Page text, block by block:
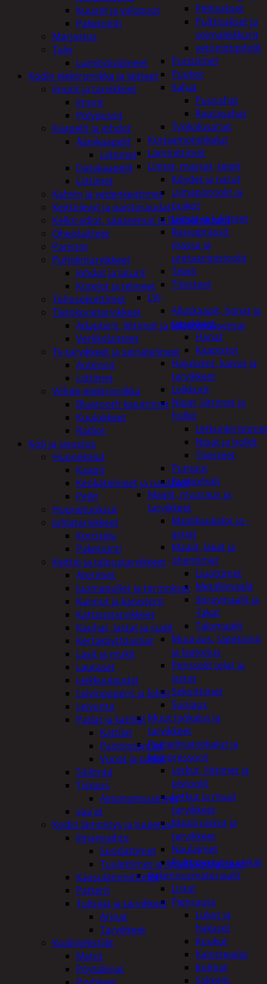
Peltisakset
Pulttisakset ja
voimaleikkurit
vetoniittipihdit
Puristimet
Puukot
Sahat
Puusahat
Rautasahat
Työkalusarjat
Korjaamotyökalut
Lämmittimet
Liimat, massat, teipit
Köydet ja narut
Liimapistoolit ja
puikot
Liimat ja lukitteet
Rasvaprässit,
massa ja
uretaanipistoolit
Teipit
Tiivisteet
LVI
Allaskaapit, hanat ja
tarvikkeet
Hanat
Kaapistot
Hajulukot, kaivot ja
tarvikkeet
Leikkurit
Nipat, liittimet ja
holkit
Nipat ja holkit
Tiivisteet
Pumput
Putkipihdit
Maalit, muuraus ja
tarvikkeet
Maalikaukalot ja -
astiat
Maalit, lakat ja
ohentimet
Liuottimet
Metallimaalit
Spraymaalit ja
-lakat
Talomaalit
Muuraus, tapetointi
ja laatoitus
Pensselit telat ja
lastat
Sekoittimet
Suojaus
Muut työkalut ja
tarvikkeet
Paineilmatyökalut ja
kompressorit
Letkut, liittimet ja
pistoolit
Letkut ja muut
tarvikkeet
Maaliruiskut ja
tarvikkeet
Naulaimet
Pulttipyssyt ja räikät
Rakennusmateriaalit
Listat
Pienrauta
Lukot ja
hakaset
Koukut
Kalustejalat
Kulmat
Sakkelit,
Kuuset ja valopuut
Paketointi
Marjastus
Talvi
Lumityövälineet
Kodin elektroniikka ja laitteet
Imurit ja tarvikkeet
Imurit
Pölypussit
Kaapelit ja johdot
Äänikaapelit
Liittimet
Datakaapelit
Liittimet
Kahvin ja vedenkeittimet
Keittolevyt ja paistoraudat
Kelloradiot, sääasemat ja lämpömittarit
Oheislaitteet
Paristot
Puhelintarvikkeet
Johdot ja laturit
Kotelot ja telineet
Tehosekoittimet
Tietokonetarvikkeet
Adapterit, liittimet ja telakointiasemat
Verkkolaitteet
Tv-tarvikkeet ja seinätelineet
Antennit
Liittimet
Viihde-elektroniikka
Bluetooth kaiuttimet
Kuulokkeet
Radiot
Koti ja sisustus
Huonekalut
Kaapit
Kenkätelineet ja naulakot
Peilit
Huonetuoksut
Juhlatarvikkeet
Koristelu
Paketointi
Keittiö ja taloustarvikkeet
Aterimet
Juomapullot ja termokset
Kannut ja kanisterit
Kattaustarvikkeet
Kauhat, lastat ja sudit
Kertakäyttöastiat
Lasit ja mukit
Lautaset
Leikkuulaudat
Leivinpaperit ja foliot
Leivonta
Padat ja kattilat
Kattilat
Paistinpannut
Vuoat ja padat
Säilöntä
Tiskaus
Astianpesuaineet
vaa'at
Kodin lämmitys ja tuuletus
Ilmanvaihto
Suodattimet
Tuulettimet ja Ilmastointilaitteet
Kaasulämmittimet
Patterit
Tulisijat ja tarvikkeet
Arinat
Tarvikkeet
Kodintekstiilit
Matot
Pöytäliinat